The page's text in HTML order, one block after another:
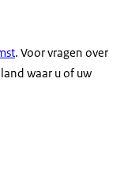
. Voor vragen over
waar u of uw